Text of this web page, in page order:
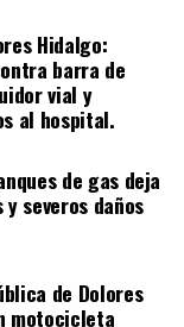
Hidalgo:
barra de
vial y
al hospital.
de gas deja
severos daños
de Dolores
motocicleta